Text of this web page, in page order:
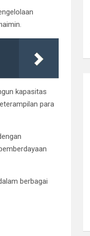
kapasitas
para
berbagai